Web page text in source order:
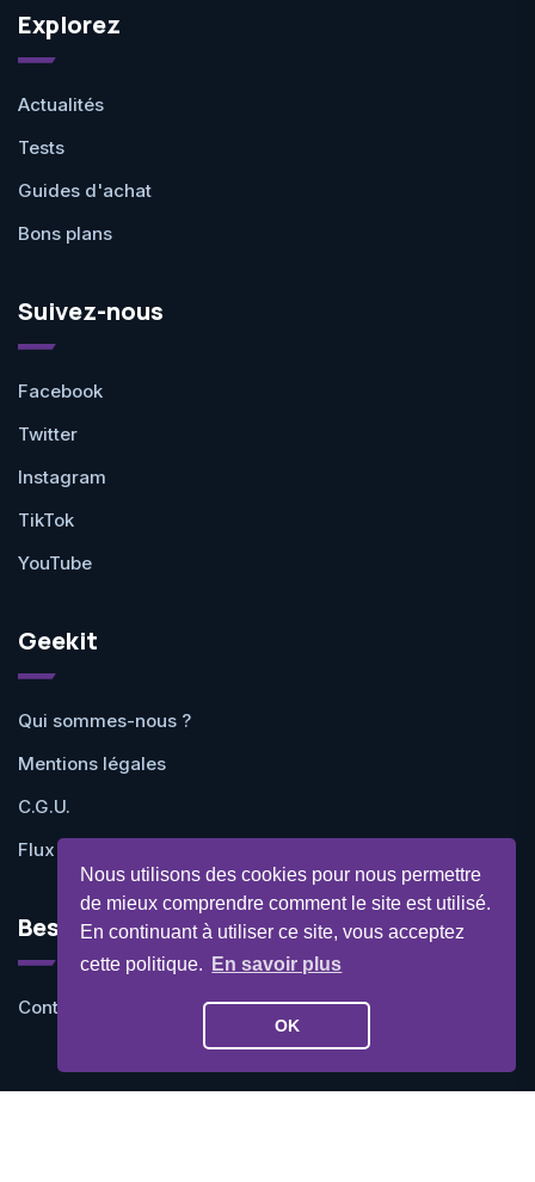
Nous utilisons des cookies pour nous permettre
de mieux comprendre comment le site est utilisé.
En continuant à utiliser ce site, vous acceptez
cette politique.
En savoir plus
OK
Explorez
Actualités
Tests
Guides d'achat
Bons plans
Suivez-nous
Facebook
Twitter
Instagram
TikTok
YouTube
Geekit
Qui sommes-nous ?
Mentions légales
C.G.U.
Flux RSS
Besoin d'aide ?
Contactez-nous